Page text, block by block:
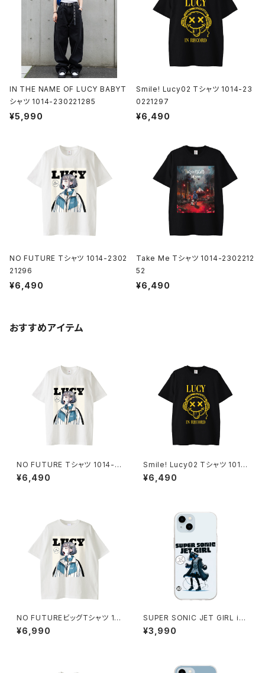
IN THE NAME OF LUCY BABYT
シャツ 1014-230221285
¥5,990
Smile! Lucy02 Tシャツ 1014-23
0221297
¥6,490
NO FUTURE Tシャツ 1014-2302
21296
¥6,490
Take Me Tシャツ 1014-2302212
52
¥6,490
おすすめアイテム
NO FUTURE Tシャツ 1014-2
30221296
¥6,490
Smile! Lucy02 Tシャツ 1014
-230221297
¥6,490
NO FUTUREビッグTシャツ 10
14-230221072
¥6,990
SUPER SONIC JET GIRL iP
honeケース 1020-24112609
9
¥3,990